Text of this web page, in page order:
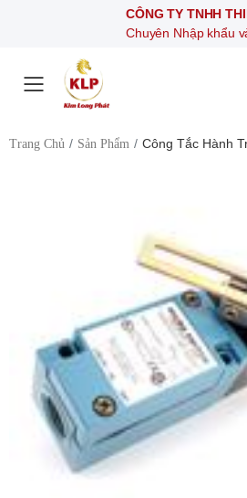
CÔNG TY TNHH THIẾT BỊ
Chuyên Nhập khẩu và Phân
Toggle mobile
Trang Chủ Sản Phẩm Công Tắc Hành